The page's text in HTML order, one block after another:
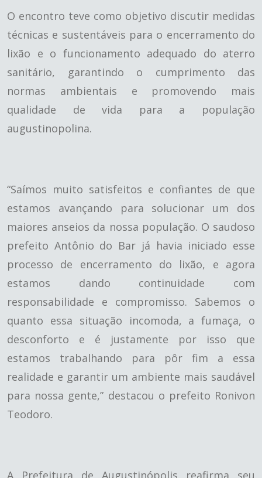
O encontro teve como objetivo discutir medidas
técnicas e sustentáveis para o encerramento do
lixão e o funcionamento adequado do aterro
sanitário, garantindo o cumprimento das
normas ambientais e promovendo mais
qualidade de vida para a população
augustinopolina.
“Saímos muito satisfeitos e confiantes de que
estamos avançando para solucionar um dos
maiores anseios da nossa população. O saudoso
prefeito Antônio do Bar já havia iniciado esse
processo de encerramento do lixão, e agora
estamos dando continuidade com
responsabilidade e compromisso. Sabemos o
quanto essa situação incomoda, a fumaça, o
desconforto e é justamente por isso que
estamos trabalhando para pôr fim a essa
realidade e garantir um ambiente mais saudável
para nossa gente,” destacou o prefeito Ronivon
Teodoro.